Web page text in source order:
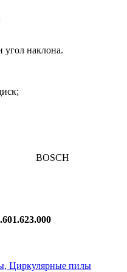
угол наклона.
BOSCH
Циркулярные пилы